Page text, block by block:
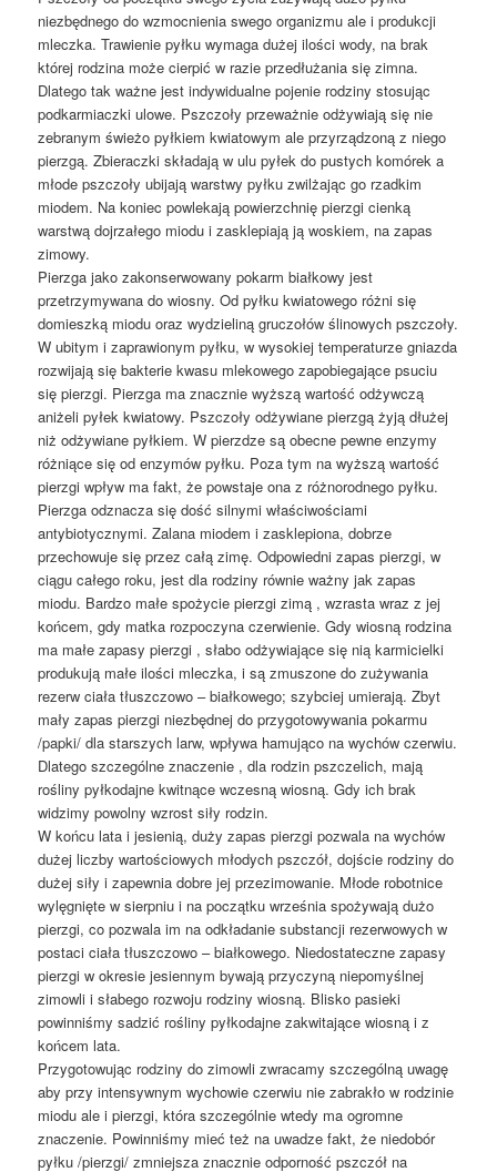
niezbędnego do wzmocnienia swego organizmu ale i produkcji
mleczka. Trawienie pyłku wymaga dużej ilości wody, na brak
której rodzina może cierpić w razie przedłużania się zimna.
Dlatego tak ważne jest indywidualne pojenie rodziny stosując
podkarmiaczki ulowe. Pszczoły przeważnie odżywiają się nie
zebranym świeżo pyłkiem kwiatowym ale przyrządzoną z niego
pierzgą. Zbieraczki składają w ulu pyłek do pustych komórek a
młode pszczoły ubijają warstwy pyłku zwilżając go rzadkim
miodem. Na koniec powlekają powierzchnię pierzgi cienką
warstwą dojrzałego miodu i zasklepiają ją woskiem, na zapas
zimowy.
Pierzga jako zakonserwowany pokarm białkowy jest
przetrzymywana do wiosny. Od pyłku kwiatowego różni się
domieszką miodu oraz wydzieliną gruczołów ślinowych pszczoły.
W ubitym i zaprawionym pyłku, w wysokiej temperaturze gniazda
rozwijają się bakterie kwasu mlekowego zapobiegające psuciu
się pierzgi. Pierzga ma znacznie wyższą wartość odżywczą
aniżeli pyłek kwiatowy. Pszczoły odżywiane pierzgą żyją dłużej
niż odżywiane pyłkiem. W pierzdze są obecne pewne enzymy
różniące się od enzymów pyłku. Poza tym na wyższą wartość
pierzgi wpływ ma fakt, że powstaje ona z różnorodnego pyłku.
Pierzga odznacza się dość silnymi właściwościami
antybiotycznymi. Zalana miodem i zasklepiona, dobrze
przechowuje się przez całą zimę. Odpowiedni zapas pierzgi, w
ciągu całego roku, jest dla rodziny równie ważny jak zapas
miodu. Bardzo małe spożycie pierzgi zimą , wzrasta wraz z jej
końcem, gdy matka rozpoczyna czerwienie. Gdy wiosną rodzina
ma małe zapasy pierzgi , słabo odżywiające się nią karmicielki
produkują małe ilości mleczka, i są zmuszone do zużywania
rezerw ciała tłuszczowo – białkowego; szybciej umierają. Zbyt
mały zapas pierzgi niezbędnej do przygotowywania pokarmu
/papki/ dla starszych larw, wpływa hamująco na wychów czerwiu.
Dlatego szczególne znaczenie , dla rodzin pszczelich, mają
rośliny pyłkodajne kwitnące wczesną wiosną. Gdy ich brak
widzimy powolny wzrost siły rodzin.
W końcu lata i jesienią, duży zapas pierzgi pozwala na wychów
dużej liczby wartościowych młodych pszczół, dojście rodziny do
dużej siły i zapewnia dobre jej przezimowanie. Młode robotnice
wylęgnięte w sierpniu i na początku września spożywają dużo
pierzgi, co pozwala im na odkładanie substancji rezerwowych w
postaci ciała tłuszczowo – białkowego. Niedostateczne zapasy
pierzgi w okresie jesiennym bywają przyczyną niepomyślnej
zimowli i słabego rozwoju rodziny wiosną. Blisko pasieki
powinniśmy sadzić rośliny pyłkodajne zakwitające wiosną i z
końcem lata.
Przygotowując rodziny do zimowli zwracamy szczególną uwagę
aby przy intensywnym wychowie czerwiu nie zabrakło w rodzinie
miodu ale i pierzgi, która szczególnie wtedy ma ogromne
znaczenie. Powinniśmy mieć też na uwadze fakt, że niedobór
pyłku /pierzgi/ zmniejsza znacznie odporność pszczół na